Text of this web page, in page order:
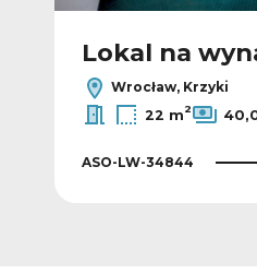
Lokal na
Wrocław, Krzyki
22 m2
ASO-LW-34844